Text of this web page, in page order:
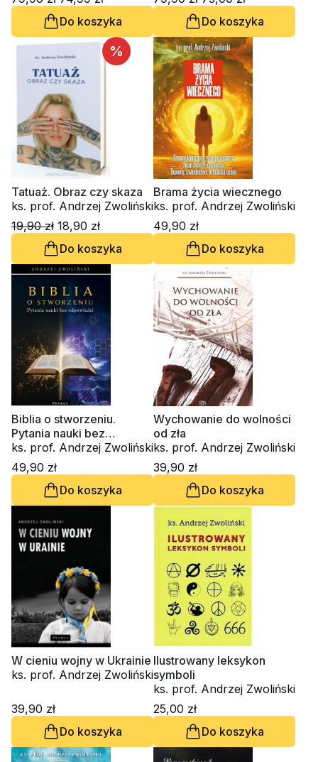
Do koszyka
Do koszyka
%
Tatuaż. Obraz czy skaza
ks. prof. Andrzej Zwoliński
19,90 zł 18,90 zł
Do koszyka
Brama życia wiecznego
ks. prof. Andrzej Zwoliński
49,90 zł
Do koszyka
Biblia o stworzeniu.
Pytania nauki bez
odpowiedzi
ks. prof. Andrzej Zwoliński
49,90 zł
Do koszyka
Wychowanie do wolności
od zła
ks. prof. Andrzej Zwoliński
39,90 zł
Do koszyka
W cieniu wojny w Ukrainie
ks. prof. Andrzej Zwoliński
39,90 zł
Do koszyka
Ilustrowany leksykon
symboli
ks. prof. Andrzej Zwoliński
25,00 zł
Do koszyka